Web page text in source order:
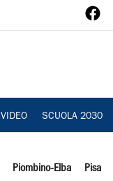
VIDEO SCUOLA 2030
Piombino-Elba Pisa